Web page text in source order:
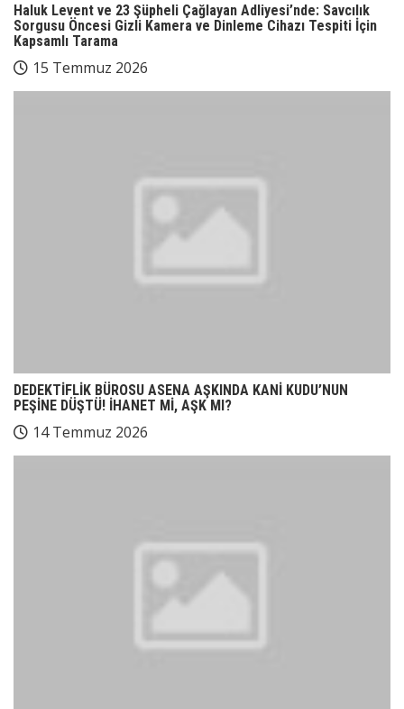
Haluk Levent ve 23 Şüpheli Çağlayan Adliyesi’nde: Savcılık
Sorgusu Öncesi Gizli Kamera ve Dinleme Cihazı Tespiti İçin
Kapsamlı Tarama
15 Temmuz 2026
DEDEKTİFLİK BÜROSU ASENA AŞKINDA KANİ KUDU’NUN
PEŞİNE DÜŞTÜ! İHANET Mİ, AŞK MI?
14 Temmuz 2026